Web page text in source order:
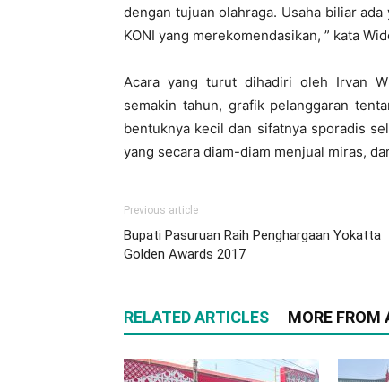
dengan tujuan olahraga. Usaha biliar
KONI yang merekomendasikan, ” kata
Acara yang turut dihadiri oleh Irvan
semakin tahun, grafik pelanggaran
bentuknya kecil dan sifatnya sporadis
yang secara diam-diam menjual miras,
Previous article
Bupati Pasuruan Raih Penghargaan Yokatta
Golden Awards 2017
RELATED ARTICLES MORE FROM